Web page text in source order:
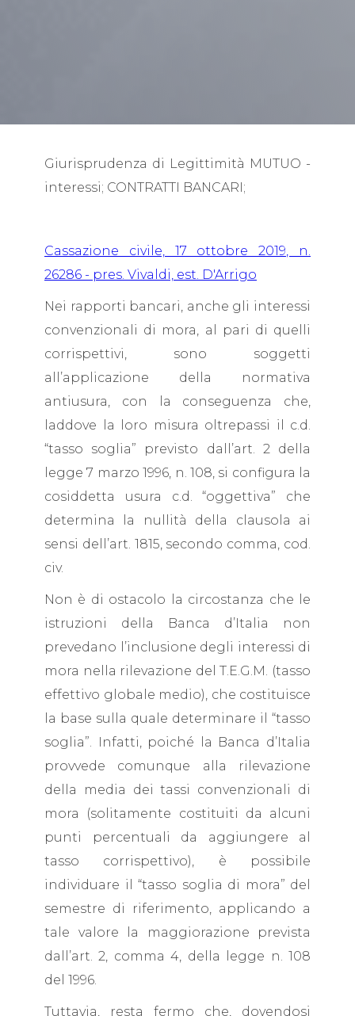
Giurisprudenza di Legittimità MUTUO -
interessi; CONTRATTI BANCARI;
Cassazione civile, 17 ottobre 2019, n.
26286 - pres. Vivaldi, est. D'Arrigo
Nei rapporti bancari, anche gli interessi
convenzionali di mora, al pari di quelli
corrispettivi, sono soggetti
all’applicazione della normativa
antiusura, con la conseguenza che,
laddove la loro misura oltrepassi il c.d.
“tasso soglia” previsto dall’art. 2 della
legge 7 marzo 1996, n. 108, si configura la
cosiddetta usura c.d. “oggettiva” che
determina la nullità della clausola ai
sensi dell’art. 1815, secondo comma, cod.
civ.
Non è di ostacolo la circostanza che le
istruzioni della Banca d’Italia non
prevedano l’inclusione degli interessi di
mora nella rilevazione del T.E.G.M. (tasso
effettivo globale medio), che costituisce
la base sulla quale determinare il “tasso
soglia”. Infatti, poiché la Banca d’Italia
provvede comunque alla rilevazione
della media dei tassi convenzionali di
mora (solitamente costituiti da alcuni
punti percentuali da aggiungere al
tasso corrispettivo), è possibile
individuare il “tasso soglia di mora” del
semestre di riferimento, applicando a
tale valore la maggiorazione prevista
dall’art. 2, comma 4, della legge n. 108
del 1996.
Tuttavia, resta fermo che, dovendosi